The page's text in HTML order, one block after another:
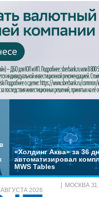
«Холдинг Аква» за 36
автоматизировал
MWS Tables
2026
МОСКВА